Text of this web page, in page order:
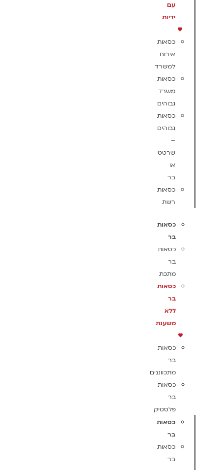
עם
ידיות
כסאות
אירוח
למשרד
כסאות
משרד
גבוהים
כסאות
גבוהים
–
שרטט
או
בר
כסאות
רשת
כסאות
בר
כסאות
בר
מתכת
כסאות
בר
ללא
משענת
כסאות
בר
מתכווננים
כסאות
בר
פלסטיק
כסאות
בר
כסאות
בר